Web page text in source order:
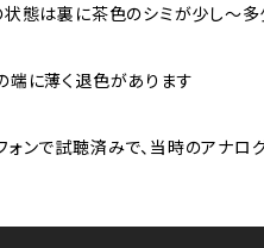
状態は裏に茶色のシミが少し～多
端に薄く退色があります
ォンで試聴済みで、当時のアナ